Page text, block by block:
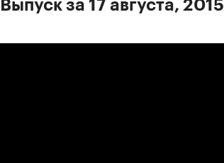
Выпуск за 17 августа, 2015